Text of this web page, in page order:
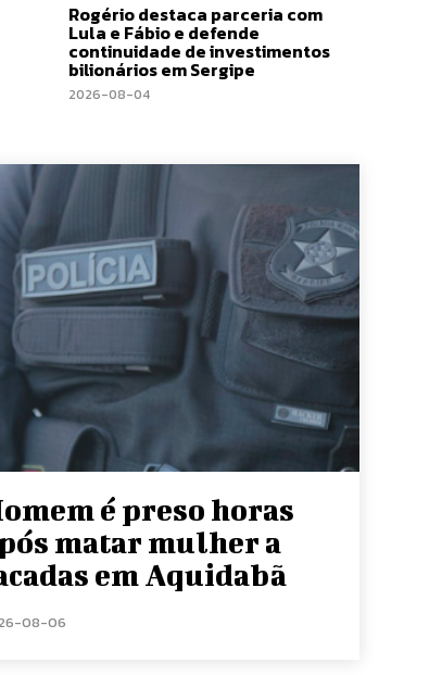
Rogério destaca parceria com
Lula e Fábio e defende
continuidade de investimentos
bilionários em Sergipe
2026-08-04
é preso horas
matar mulher a
em Aquidabã
08-06